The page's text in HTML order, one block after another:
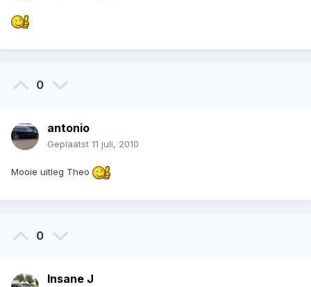
0
antonio
Geplaatst 11 juli, 2010
Mooie uitleg Theo
0
Insane J